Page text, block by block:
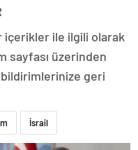
içerikler ile ilgili olarak
sayfası üzerinden
geri
İsrail